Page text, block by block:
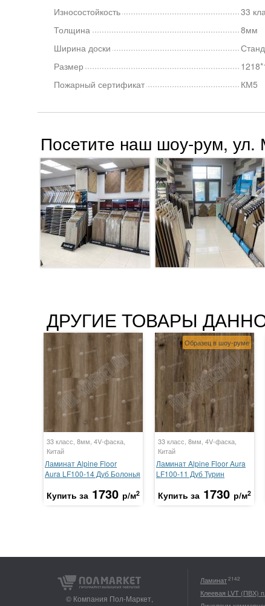
Износостойкость
33
Толщина
8мм
Ширина доски
Размер
Пожарный сертификат
КМ5
Посетите наш шоу-рум, ул.
ДРУГИЕ ТОВАРЫ
33 класс, 8мм, 4V-фаска,
Китай
Ламинат Alpine Floor
Aura LF100-14 Дуб Болонья
Купить за 1730 р/м2
Образец в шоу-руме
33 класс, 8мм, 4V-фаска,
Китай
Ламинат Alpine Floor Aura
LF100-11 Дуб Турин
Купить за 1730 р/м2
© Компания Пол-Маркет,
Ламинат2142
Клеевая LVT (ПВХ)